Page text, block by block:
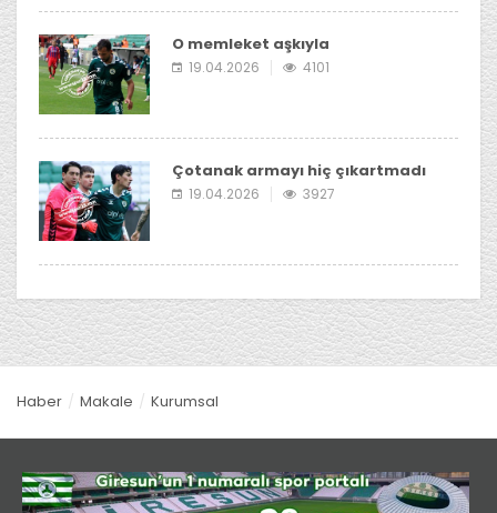
O memleket aşkıyla
19.04.2026 4101
Çotanak armayı hiç çıkartmadı
19.04.2026 3927
Haber Makale Kurumsal